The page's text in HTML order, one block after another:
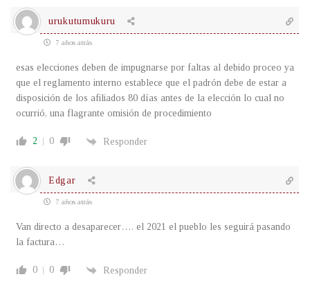
urukutumukuru
7 años atrás
esas elecciones deben de impugnarse por faltas al debido proceo ya
que el reglamento interno establece que el padrón debe de estar a
disposición de los afiliados 80 días antes de la elección lo cual no
ocurrió, una flagrante omisión de procedimiento
2 0 Responder
Edgar
7 años atrás
Van directo a desaparecer…. el 2021 el pueblo les seguirá pasando
la factura…
0 0 Responder